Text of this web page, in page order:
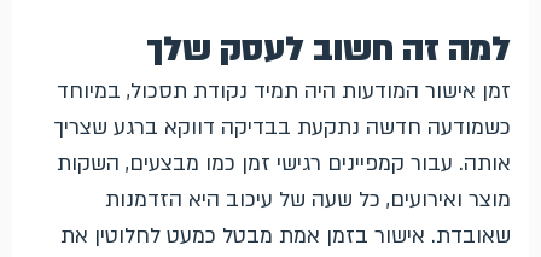
למה זה חשוב לעסק שלך
זמן אישור המודעות היה תמיד נקודת תסכול, במיוחד
כשמודעה חדשה נתקעת בבדיקה דווקא ברגע שצריך
אותה. עבור קמפיינים רגישי זמן כמו מבצעים, השקות
מוצר ואירועים, כל שעה של עיכוב היא הזדמנות
שאובדת. אישור בזמן אמת מבטל כמעט לחלוטין את